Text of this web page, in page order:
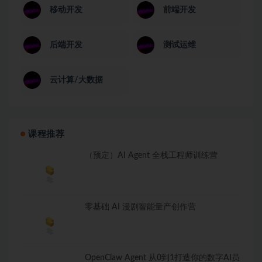
移动开发 前端开发
后端开发 测试运维
云计算/大数据
课程推荐
（预定）AI Agent 全栈工程师训练营
零基础 AI 漫剧智能量产创作营
OpenClaw Agent 从0到1打造你的数字AI员